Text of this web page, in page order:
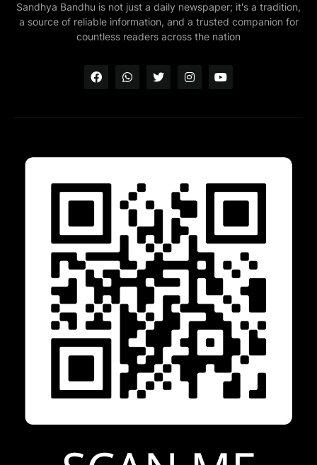
Sandhya Bandhu is not just a daily newspaper; it's a tradition,
a source of reliable information, and a trusted companion for
countless readers across the nation